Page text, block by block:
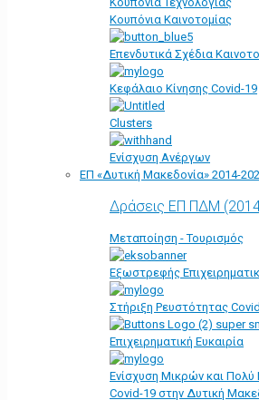
Κουπόνια Καινοτομίας
Επενδυτικά Σχέδια
Κεφάλαιο Κίνησης Covid-19
Clusters
Ενίσχυση Ανέργων
ΕΠ «Δυτική Μακεδονία» 2014-
Δράσεις ΕΠ ΠΔΜ
Μεταποίηση - Τουρισμός
Εξωστρεφής
Στήριξη Ρευστότητας
Επιχειρηματική Ευκαιρία
Ενίσχυση Μικρών και
Covid-19 στην Δυτική